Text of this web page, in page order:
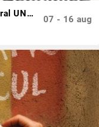
Expoziție: patrimoniul cultural și natural UNESCO al Georgiei
07 - 16 aug